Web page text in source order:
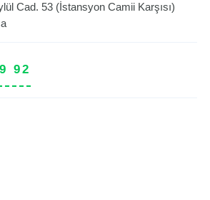
Cad. 53 (İstansyon Camii Karşısı)
92